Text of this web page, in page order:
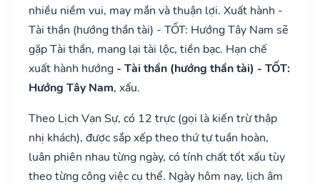
nhiều niềm vui, may mắn và thuận lợi. Xuất hành -
Tài thần (hướng thần tài) - TỐT: Hướng Tây Nam sẽ
gặp Tài thần, mang lại tài lộc, tiền bạc. Hạn chế
xuất hành hướng - Tài thần (hướng thần tài) - TỐT:
Hướng Tây Nam, xấu.
Theo Lịch Vạn Sự, có 12 trực (gọi là kiến trừ thập
nhị khách), được sắp xếp theo thứ tự tuần hoàn,
luân phiên nhau từng ngày, có tính chất tốt xấu tùy
theo từng công việc cụ thể. Ngày hôm nay, lịch âm